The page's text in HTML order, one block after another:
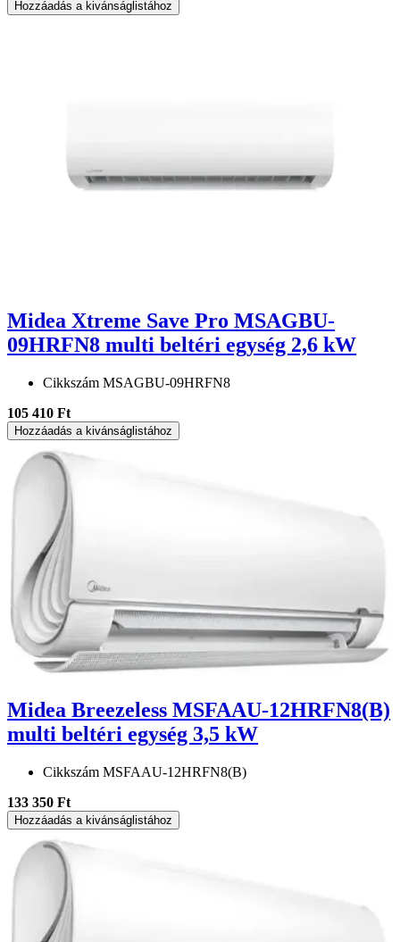
Hozzáadás a kivánságlistához
Midea Xtreme Save Pro MSAGBU-
09HRFN8 multi beltéri egység 2,6 kW
Cikkszám MSAGBU-09HRFN8
105 410 Ft
Hozzáadás a kivánságlistához
Midea Breezeless MSFAAU-12HRFN8(B)
multi beltéri egység 3,5 kW
Cikkszám MSFAAU-12HRFN8(B)
133 350 Ft
Hozzáadás a kivánságlistához